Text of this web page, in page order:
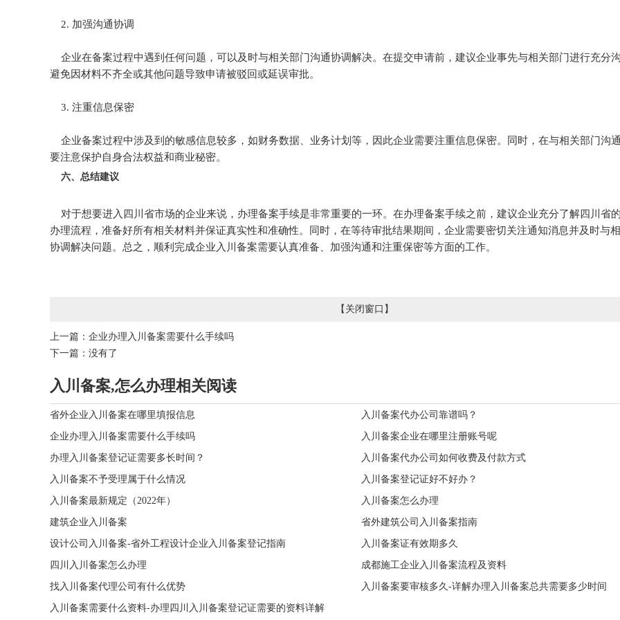
2. 加强沟通协调
企业在备案过程中遇到任何问题，可以及时与相关部门沟通协调解决。在提交申请前，建议企业事先与相关部门进行充分
避免因材料不齐全或其他问题导致申请被驳回或延误审批。
3. 注重信息保密
企业备案过程中涉及到的敏感信息较多，如财务数据、业务计划等，因此企业需要注重信息保密。同时，在与相关部门沟
要注意保护自身合法权益和商业秘密。
六、总结建议
对于想要进入四川省市场的企业来说，办理备案手续是非常重要的一环。在办理备案手续之前，建议企业充分了解四川省
办理流程，准备好所有相关材料并保证真实性和准确性。同时，在等待审批结果期间，企业需要密切关注通知消息并及时与
协调解决问题。总之，顺利完成企业入川备案需要认真准备、加强沟通和注重保密等方面的工作。
【 关闭窗口 】
上一篇： 企业办理入川备案需要什么手续吗
下一篇：没有了
入川备案,怎么办理相关阅读
省外企业入川备案在哪里填报信息 入川备案代办公司靠谱吗？
企业办理入川备案需要什么手续吗 入川备案企业在哪里注册账号呢
办理入川备案登记证需要多长时间？ 入川备案代办公司如何收费及付款方式
入川备案不予受理属于什么情况 入川备案登记证好不好办？
入川备案最新规定（2022年） 入川备案怎么办理
建筑企业入川备案 省外建筑公司入川备案指南
设计公司入川备案-省外工程设计企业入川备案登记指南 入川备案证有效期多久
四川入川备案怎么办理 成都施工企业入川备案流程及资料
找入川备案代理公司有什么优势 入川备案要审核多久-详解办理入川备案总共需要多少时间
入川备案需要什么资料-办理四川入川备案登记证需要的资料详解